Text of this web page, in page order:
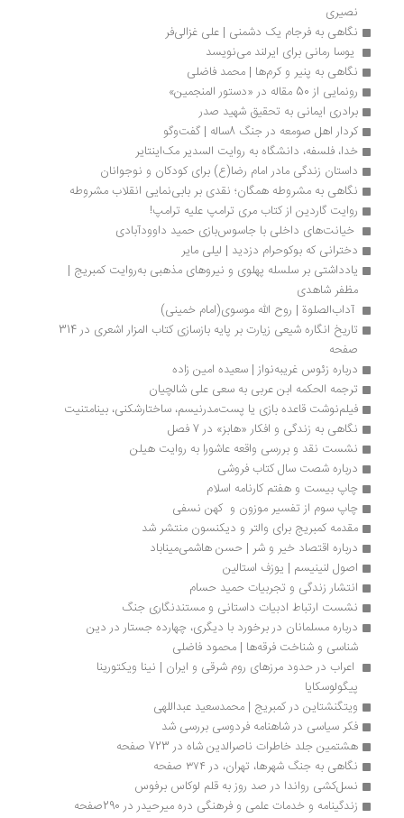
نگاهی به فرجام یک دشمنی | علی غزالی‌فر
یوسا رمانی برای ایرلند می‌نویسد
نگاهی به پنیر و کرم‌ها | محمد فاضلی
رونمایی از 50 مقاله در «دستور المنجمین»
برادری ایمانی به تحقیق شهید صدر
کردار اهل صومعه در جنگ 8ساله | گفت‌وگو
خدا، فلسفه، دانشگاه به روایت السدیر مک‌اینتایر
داستان زندگی مادر امام رضا(ع) برای کودکان و نوجوانان
نگاهی به مشروطه همگان؛ نقدی بر بابی‌نمایی انقلاب مشروطه
روایت گاردین از کتاب مری ترامپ علیه ترامپ!
خیانت‌های داخلی با جاسوس‌بازی حمید داوودآبادی
دخترانی که بوکوحرام دزدید | لیلی مایر
یادداشتی بر سلسله پهلوی و نیروهای مذهبی به‌روایت کمبریج |
مظفر شاهدی
آداب‌الصلوة | روح الله موسوی(امام خمینی)
تاریخ انگاره شیعی زیارت بر پایه بازسازی کتاب المزار اشعری در 314
درباره زئوس غریبه‌نواز | سعیده امین زاده
ترجمه الحکمه ابن عربی به سعی علی شالچیان
فیلم‌نوشت قاعده بازی یا پست‌مدرنیسم، ساختارشکنی، بینامتنیت
نگاهی به زندگی و افکار «هابز» در 7 فصل
نشست نقد و بررسی واقعه عاشورا به روایت هیلن
درباره شصت سال کتاب فروشی
چاپ بیست و هفتم کارنامه اسلام
چاپ سوم از تفسیر موزون و  کهن نسفی
مقدمه کمبریج برای والتر و دیکنسون منتشر شد
درباره اقتصاد خیر و شر | حسن هاشمی‌میناباد
اصول لنینیسم | یوزف استالین
انتشار زندگی و تجربیات حمید حسام
نشست ارتباط ادبیات داستانی و مستندنگاری جنگ
درباره مسلمانان در برخورد با دیگری، چهارده جستار در دین
شناسی و شناخت فرقه‎ها | محمود فاضلی
اعراب در حدود مرزهای روم شرقی و ایران | نینا ویکتورینا
پیگولوسکایا
ویتگنشتاین در کمبریج | محمدسعید عبداللهی
فکر سیاسی در شاهنامه فردوسی بررسی شد
هشتمین جلد خاطرات ناصرالدین شاه در 723 صفحه
نگاهی به جنگ شهرها، تهران، در ۳۷۴ صفحه
نسل‌کشی رواندا در صد روز به قلم لوکاس برفوس
زندگینامه و خدمات علمی و فرهنگی دره میرحیدر در 290صفحه